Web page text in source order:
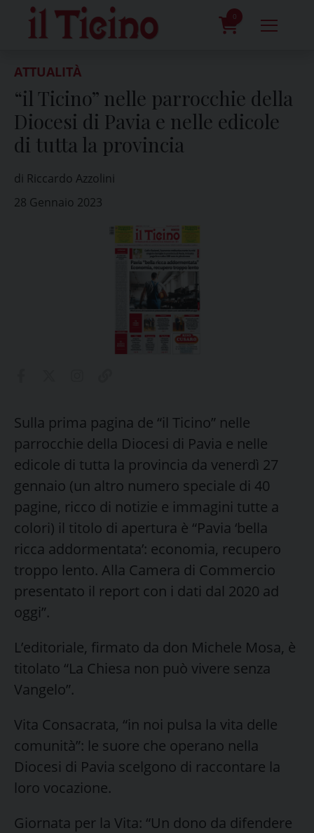
content
0
ATTUALITÀ
“il Ticino” nelle parrocchie della
Diocesi di Pavia e nelle edicole
di tutta la provincia
di Riccardo Azzolini
28 Gennaio 2023
Sulla prima pagina de “il Ticino” nelle
parrocchie della Diocesi di Pavia e nelle
edicole di tutta la provincia da venerdì 27
gennaio (un altro numero speciale di 40
pagine, ricco di notizie e immagini tutte a
colori) il titolo di apertura è “Pavia ‘bella
ricca addormentata’: economia, recupero
troppo lento. Alla Camera di Commercio
presentato il report con i dati dal 2020 ad
oggi”.
L’editoriale, firmato da don Michele Mosa, è
titolato “La Chiesa non può vivere senza
Vangelo”.
Vita Consacrata, “in noi pulsa la vita delle
comunità”: le suore che operano nella
Diocesi di Pavia scelgono di raccontare la
loro vocazione.
Giornata per la Vita: “Un dono da difendere